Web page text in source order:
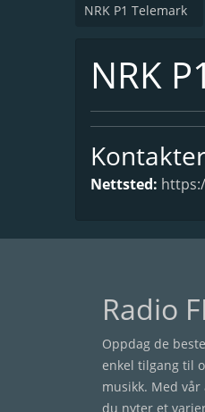
NRK P1 Telemark
NRK
Kontakter
Nettsted:
Radio
Oppdag de
enkel tilgang til
musikk. Med
du nyter et